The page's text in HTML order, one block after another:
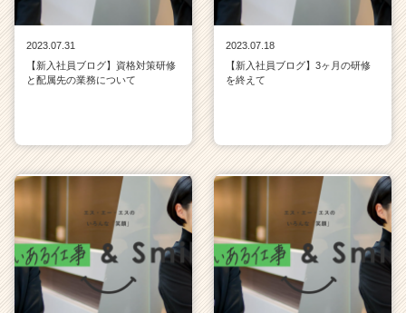
2023.07.31
【新入社員ブログ】資格対策研修
と配属先の業務について
2023.07.18
【新入社員ブログ】3ヶ月の研修
を終えて